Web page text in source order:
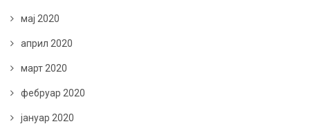
мај 2020
април 2020
март 2020
фебруар 2020
јануар 2020